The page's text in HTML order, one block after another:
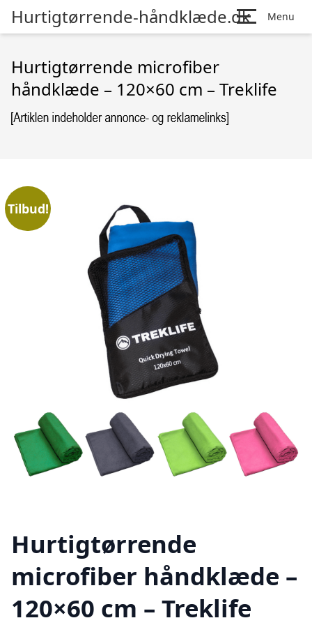
Hurtigtørrende-håndklæde.dk Menu
Hurtigtørrende microfiber
håndklæde – 120×60 cm – Treklife
Tilbud!
Hurtigtørrende
microfiber håndklæde –
120×60 cm – Treklife